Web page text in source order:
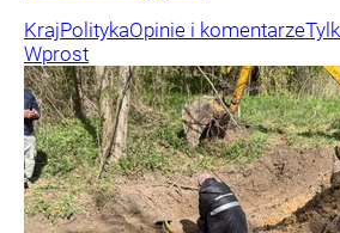
KrajPolitykaOpinie i komentarze
Wprost